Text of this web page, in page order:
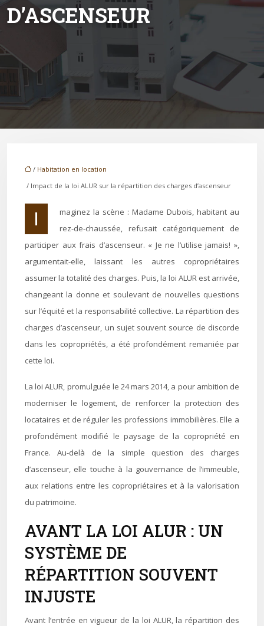
D’ASCENSEUR
/ Habitation en location
/ Impact de la loi ALUR sur la répartition des charges d’ascenseur
Imaginez la scène : Madame Dubois, habitant au
rez-de-chaussée, refusait catégoriquement de
participer aux frais d’ascenseur. « Je ne l’utilise jamais! »,
argumentait-elle, laissant les autres copropriétaires
assumer la totalité des charges. Puis, la loi ALUR est arrivée,
changeant la donne et soulevant de nouvelles questions
sur l’équité et la responsabilité collective. La répartition des
charges d’ascenseur, un sujet souvent source de discorde
dans les copropriétés, a été profondément remaniée par
cette loi.
La loi ALUR, promulguée le 24 mars 2014, a pour ambition de
moderniser le logement, de renforcer la protection des
locataires et de réguler les professions immobilières. Elle a
profondément modifié le paysage de la copropriété en
France. Au-delà de la simple question des charges
d’ascenseur, elle touche à la gouvernance de l’immeuble,
aux relations entre les copropriétaires et à la valorisation
du patrimoine.
AVANT LA LOI ALUR : UN
SYSTÈME DE
RÉPARTITION SOUVENT
INJUSTE
Avant l’entrée en vigueur de la loi ALUR, la répartition des